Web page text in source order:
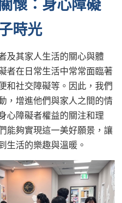
懷：身心障礙
時光
及其家人生活的關心與體
者在日常生活中常常面臨著
和社交障礙等。因此，我們
，增進他們與家人之間的情
心障礙者權益的關注和理
能夠實現這一美好願景，讓
生活的樂趣與溫暖。